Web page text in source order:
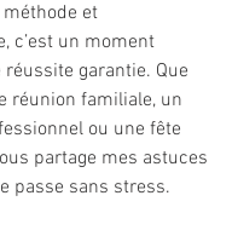
et
c’est un moment
garantie. Que
réunion familiale, un
ou une fête
partage mes astuces
passe sans stress.